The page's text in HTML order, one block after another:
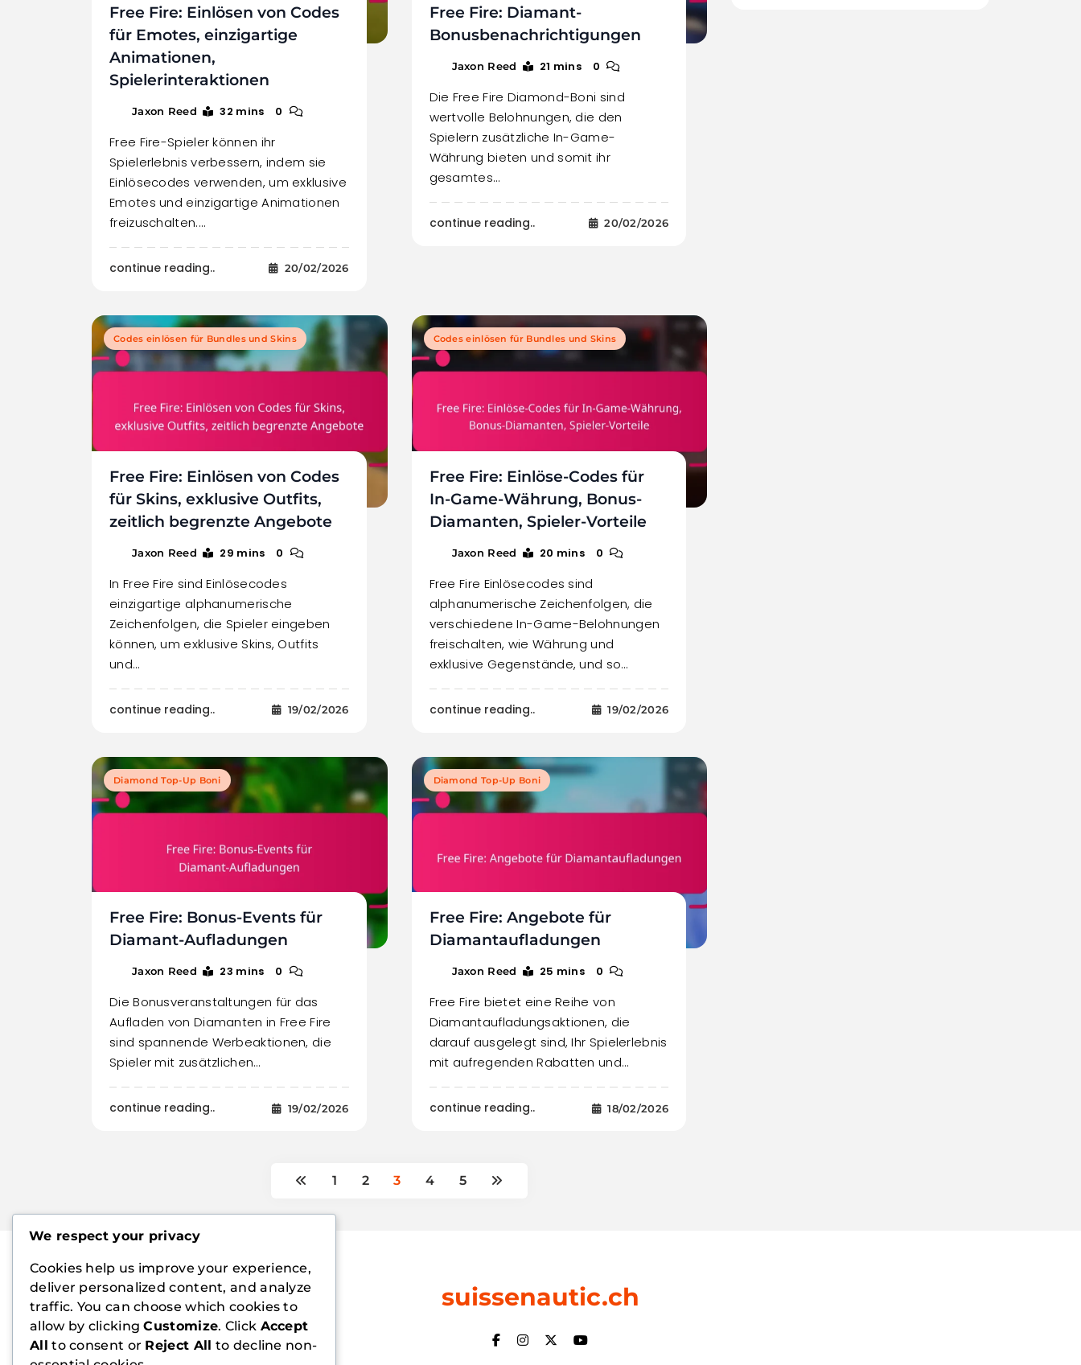
Free Fire: Einlösen von Codes
für Emotes, einzigartige
Animationen,
Spielerinteraktionen
Jaxon Reed 32 mins 0
Free Fire-Spieler können ihr
Spielerlebnis verbessern, indem sie
Einlösecodes verwenden, um exklusive
Emotes und einzigartige Animationen
freizuschalten.…
continue reading.. 20/02/2026
Free Fire: Diamant-
Bonusbenachrichtigungen
Jaxon Reed 21 mins 0
Die Free Fire Diamond-Boni sind
wertvolle Belohnungen, die den
Spielern zusätzliche In-Game-
Währung bieten und somit ihr
gesamtes…
continue reading.. 20/02/2026
Codes einlösen für Bundles und Skins
Free Fire: Einlösen von Codes
für Skins, exklusive Outfits,
zeitlich begrenzte Angebote
Jaxon Reed 29 mins 0
In Free Fire sind Einlösecodes
einzigartige alphanumerische
Zeichenfolgen, die Spieler eingeben
können, um exklusive Skins, Outfits
und…
continue reading.. 19/02/2026
Codes einlösen für Bundles und Skins
Free Fire: Einlöse-Codes für
In-Game-Währung, Bonus-
Diamanten, Spieler-Vorteile
Jaxon Reed 20 mins 0
Free Fire Einlösecodes sind
alphanumerische Zeichenfolgen, die
verschiedene In-Game-Belohnungen
freischalten, wie Währung und
exklusive Gegenstände, und so…
continue reading.. 19/02/2026
Diamond Top-Up Boni
Free Fire: Bonus-Events für
Diamant-Aufladungen
Jaxon Reed 23 mins 0
Die Bonusveranstaltungen für das
Aufladen von Diamanten in Free Fire
sind spannende Werbeaktionen, die
Spieler mit zusätzlichen…
continue reading.. 19/02/2026
Diamond Top-Up Boni
Free Fire: Angebote für
Diamantaufladungen
Jaxon Reed 25 mins 0
Free Fire bietet eine Reihe von
Diamantaufladungsaktionen, die
darauf ausgelegt sind, Ihr Spielerlebnis
mit aufregenden Rabatten und…
continue reading.. 18/02/2026
1 2 3 4 5
suissenautic.ch
We respect your privacy
Cookies help us improve your experience,
deliver personalized content, and analyze
traffic. You can choose which cookies to
allow by clickingCustomize. Click Accept
All to consent or Reject All to decline non-